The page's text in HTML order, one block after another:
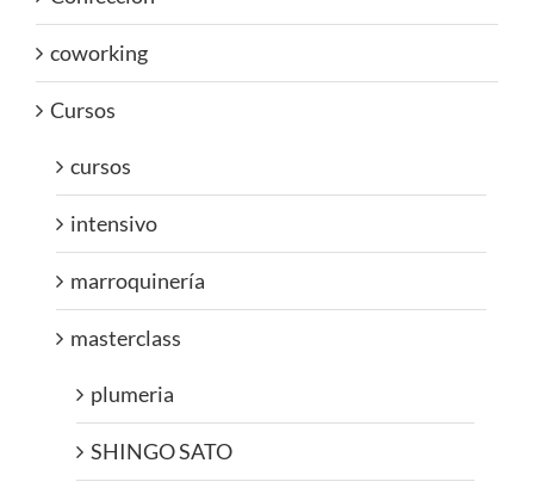
coworking
Cursos
cursos
intensivo
marroquinería
masterclass
plumeria
SHINGO SATO